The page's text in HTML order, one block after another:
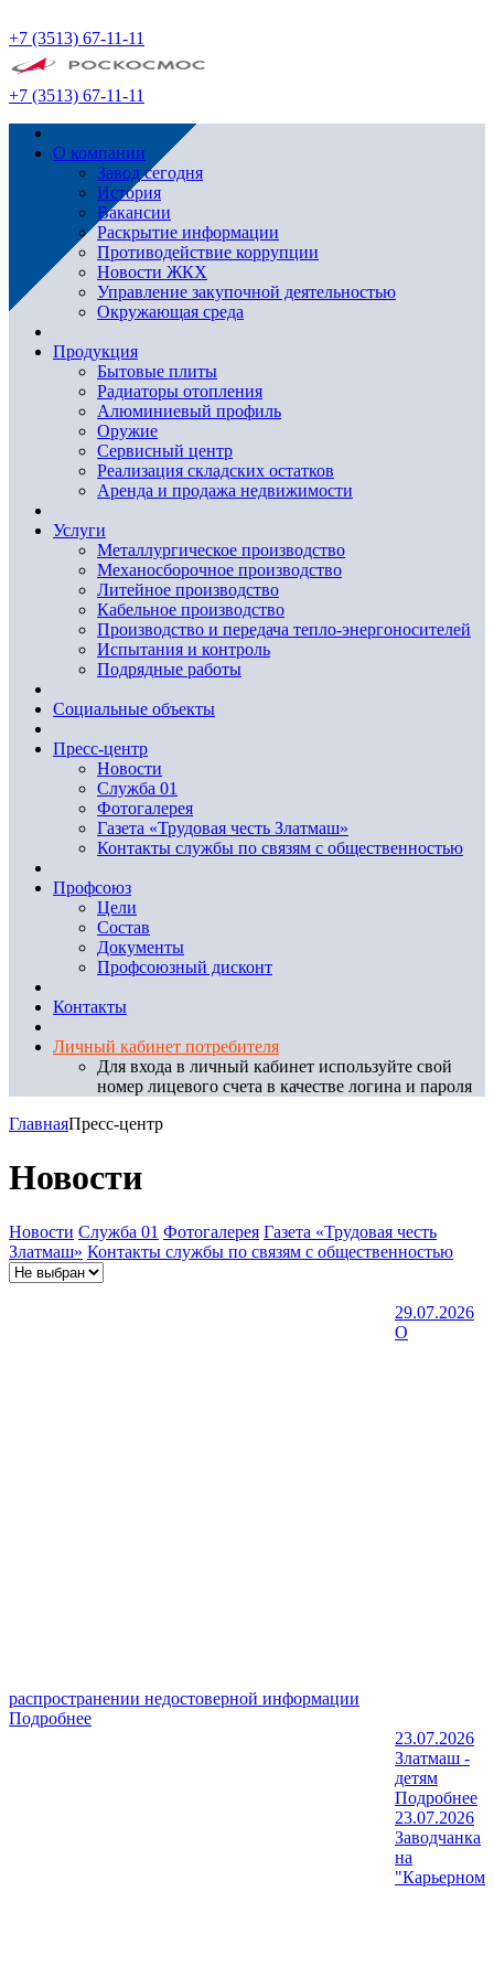
+7 (3513) 67-11-11
+7 (3513) 67-11-11
О компании
Завод сегодня
История
Вакансии
Раскрытие информации
Противодействие коррупции
Новости ЖКХ
Управление закупочной деятельностью
Окружающая среда
Продукция
Бытовые плиты
Радиаторы отопления
Алюминиевый профиль
Оружие
Сервисный центр
Реализация складских остатков
Аренда и продажа недвижимости
Услуги
Металлургическое производство
Механосборочное производство
Литейное производство
Кабельное производство
Производство и передача тепло-энергоносителей
Испытания и контроль
Подрядные работы
Социальные объекты
Пресс-центр
Новости
Служба 01
Фотогалерея
Газета «Трудовая честь Златмаш»
Контакты службы по связям с общественностью
Профсоюз
Цели
Состав
Документы
Профсоюзный дисконт
Контакты
Личный кабинет потребителя
Для входа в личный кабинет используйте свой
номер лицевого счета в качестве логина и пароля
ГлавнаяПресс-центр
Новости
Новости Служба 01 Фотогалерея Газета «Трудовая честь
Златмаш» Контакты службы по связям с общественностью
29.07.2026
О
распространении недостоверной информации
Подробнее
23.07.2026
Златмаш -
детям
Подробнее
23.07.2026
Заводчанка
на
"Карьерном